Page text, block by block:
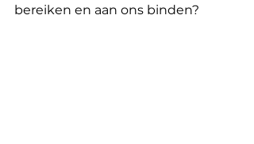
bereiken en aan ons binden?